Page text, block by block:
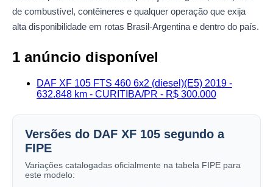
de combustível, contêineres e qualquer operação que exija
alta disponibilidade em rotas Brasil-Argentina e dentro do país.
1 anúncio disponível
DAF XF 105 FTS 460 6x2 (diesel)(E5) 2019 -
632.848 km - CURITIBA/PR - R$ 300.000
Versões do DAF XF 105 segundo a
FIPE
Variações catalogadas oficialmente na tabela FIPE para
este modelo: